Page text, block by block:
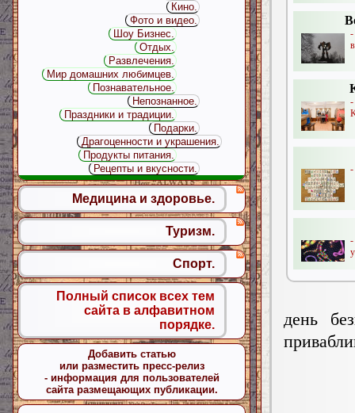
-
-
-
день
Кино.
Фото и видео.
Шоу Бизнес.
Отдых.
Развлечения.
Мир домашних любимцев.
Познавательное.
Непознанное.
Праздники и традиции.
Подарки.
Драгоценности и украшения.
Продукты питания.
Рецепты и вкусности.
Медицина и здоровье.
Туризм.
Спорт.
Полный список всех тем
сайта в алфавитном
порядке.
Добавить статью
или разместить пресс-релиз
- информация для пользователей
сайта размещающих публикации.